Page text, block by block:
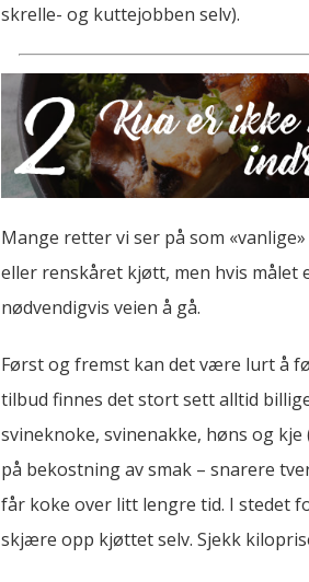
skrelle- og kuttejobben selv).
Mange retter vi ser på som
eller renskåret kjøtt, men hvis målet
nødvendigvis veien å gå.
Først og fremst kan det være lurt å
tilbud finnes det stort sett alltid
svineknoke, svinenakke, høns og
på bekostning av smak – snarere
får koke over litt lengre tid. I stedet
skjære opp kjøttet selv. Sjekk